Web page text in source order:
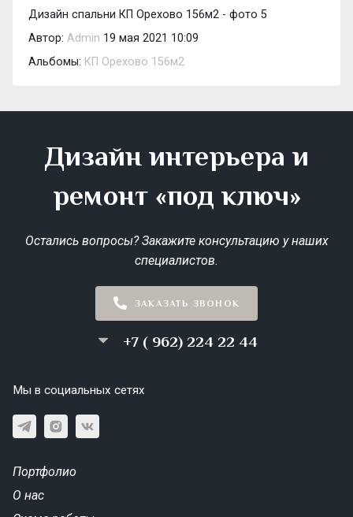
Дизайн спальни КП Орехово 156м2 - фото 5
Автор: Admin 19 мая 2021 10:09
Альбомы: КП Орехово 156м2
Дизайн интерьера и
ремонт «под ключ»
Остались вопросы? Закажите консультацию у наших
специалистов.
ЗАКАЗАТЬ ЗВОНОК
+7 ( 962) 224 22 44
Мы в социальных сетях
Портфолио
О нас